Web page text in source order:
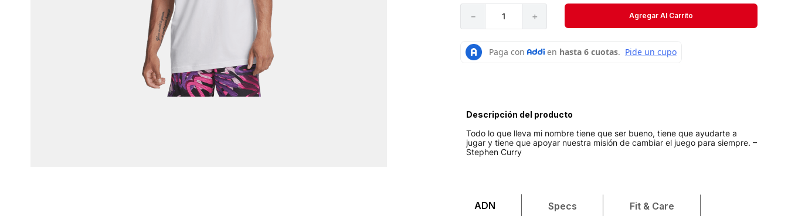
＋
－ Agregar Al Carrito
Descripción del producto
Todo lo que lleva mi nombre tiene que ser bueno, tiene que ayudarte a
jugar y tiene que apoyar nuestra misión de cambiar el juego para siempre. –
Stephen Curry
ADN Specs Fit & Care